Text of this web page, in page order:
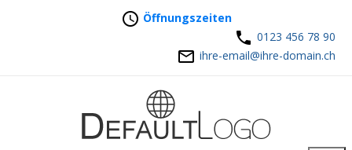
Öffnungszeiten
0123 456 78 90
ihre-email@ihre-domain.ch